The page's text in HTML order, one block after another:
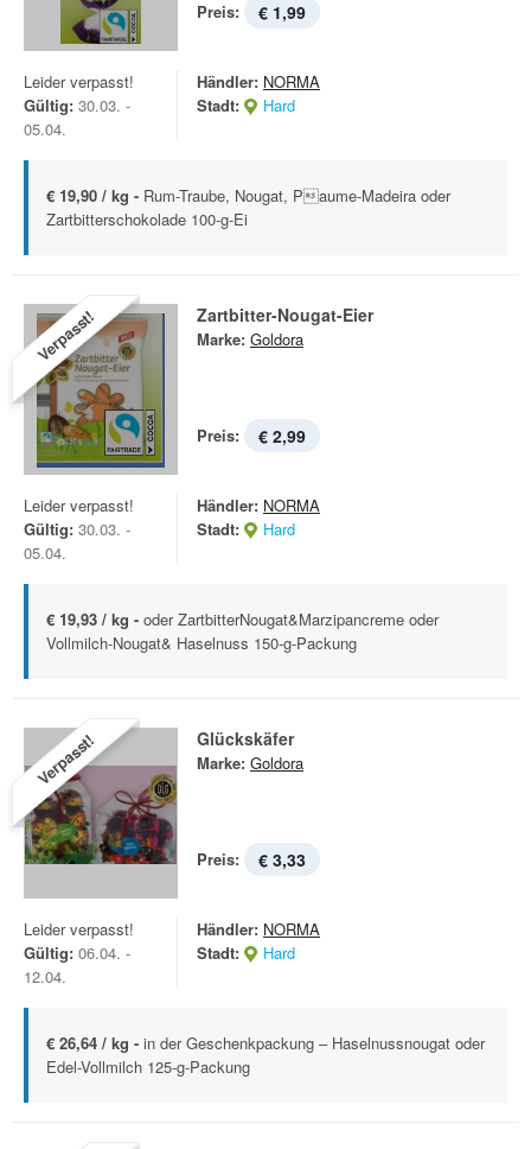
Preis: € 1,99
Leider verpasst!
Gültig: 30.03. -
05.04.
Händler: NORMA
Stadt:
Hard
€ 19,90 / kg - Rum-Traube, Nougat, Paume-Madeira oder
Zartbitterschokolade 100-g-Ei
Verpasst! Zartbitter-Nougat-Eier
Marke: Goldora
Preis: € 2,99
Leider verpasst!
Gültig: 30.03. -
05.04.
Händler: NORMA
Stadt:
Hard
€ 19,93 / kg - oder ZartbitterNougat&Marzipancreme oder
Vollmilch-Nougat& Haselnuss 150-g-Packung
Verpasst! Glückskäfer
Marke: Goldora
Preis: € 3,33
Leider verpasst!
Gültig: 06.04. -
12.04.
Händler: NORMA
Stadt:
Hard
€ 26,64 / kg - in der Geschenkpackung – Haselnussnougat oder
Edel-Vollmilch 125-g-Packung